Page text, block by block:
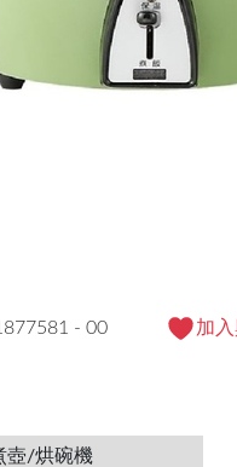
- 00 加
壺/烘碗機